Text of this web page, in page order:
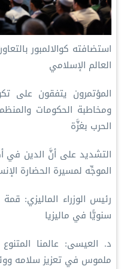
استضافته كوالالمبور
العالم الإسلامي
المؤتمرون يتفقون على
ومخاطبة الحكومات
الحرب بغزَّة
التشديد على أنَّ الدين في
الموجِّه لمسيرة الحضارة
رئيس الوزراء الماليزي:
سنويًّا في ماليزيا
د. العيسى: عالمنا
ملموس في تعزيز سلامه